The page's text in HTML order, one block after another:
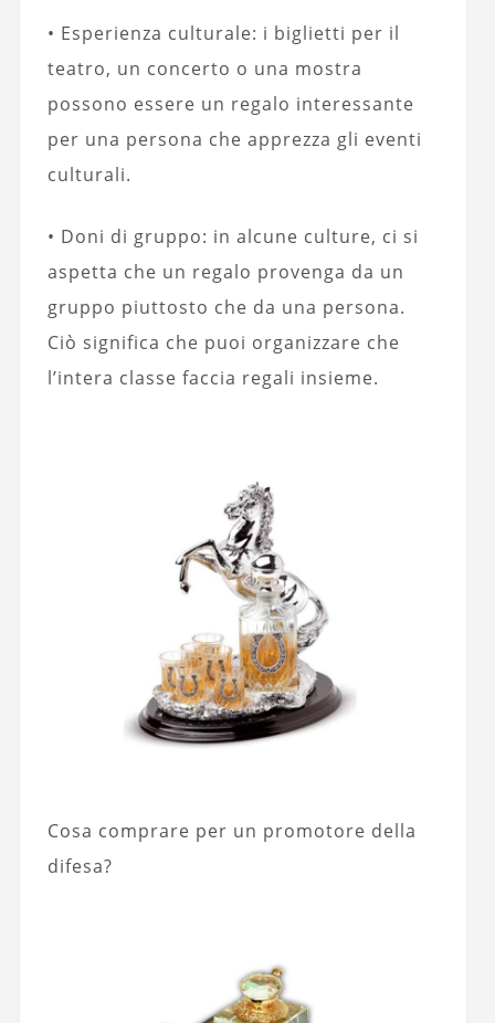
• Esperienza culturale: i biglietti per il
teatro, un concerto o una mostra
possono essere un regalo interessante
per una persona che apprezza gli eventi
culturali.
• Doni di gruppo: in alcune culture, ci si
aspetta che un regalo provenga da un
gruppo piuttosto che da una persona.
Ciò significa che puoi organizzare che
l’intera classe faccia regali insieme.
Cosa comprare per un promotore della
difesa?